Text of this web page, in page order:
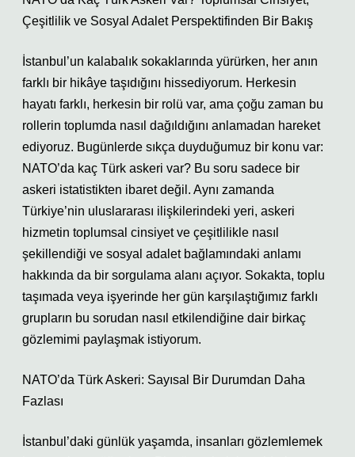
Çeşitlilik ve Sosyal Adalet Perspektifinden Bir Bakış
İstanbul’un kalabalık sokaklarında yürürken, her anın
farklı bir hikâye taşıdığını hissediyorum. Herkesin
hayatı farklı, herkesin bir rolü var, ama çoğu zaman bu
rollerin toplumda nasıl dağıldığını anlamadan hareket
ediyoruz. Bugünlerde sıkça duyduğumuz bir konu var:
NATO’da kaç Türk askeri var? Bu soru sadece bir
askeri istatistikten ibaret değil. Aynı zamanda
Türkiye’nin uluslararası ilişkilerindeki yeri, askeri
hizmetin toplumsal cinsiyet ve çeşitlilikle nasıl
şekillendiği ve sosyal adalet bağlamındaki anlamı
hakkında da bir sorgulama alanı açıyor. Sokakta, toplu
taşımada veya işyerinde her gün karşılaştığımız farklı
grupların bu sorudan nasıl etkilendiğine dair birkaç
gözlemimi paylaşmak istiyorum.
NATO’da Türk Askeri: Sayısal Bir Durumdan Daha
Fazlası
İstanbul’daki günlük yaşamda, insanları gözlemlemek